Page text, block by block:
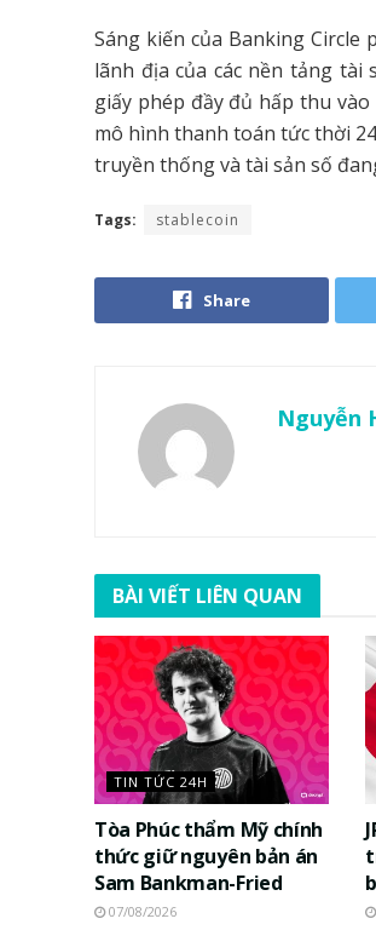
Sáng kiến của Banking
lãnh địa của các nền tảng tài
giấy phép đầy đủ hấp thu
mô hình thanh toán tức thời
truyền thống và tài sản số
Tags: stablecoin
Share
Nguyễn
BÀI VIẾT LIÊN QUAN
TIN TỨC 24H
Tòa Phúc thẩm Mỹ chính
thức giữ nguyên bản án
Sam Bankman-Fried
07/08/2026